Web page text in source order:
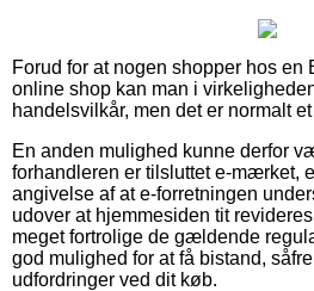
Forud for at nogen shopper hos en
online shop kan man i
handelsvilkår, men det er normalt
En anden mulighed kunne derfor
forhandleren er tilsluttet e-mærket,
angivelse af at e-forretningen
udover at hjemmesiden tit
meget fortrolige de gældende
god mulighed for at få bistand,
udfordringer ved dit køb.